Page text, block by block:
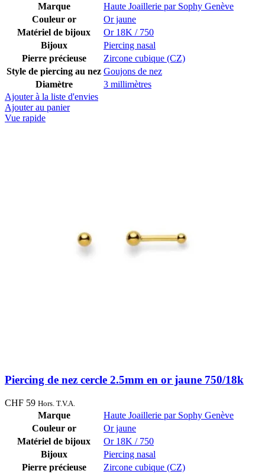
Marque
Haute Joaillerie par Sophy Genève
Couleur or
Or jaune
Matériel de bijoux
Or 18K / 750
Bijoux
Piercing nasal
Pierre précieuse
Zircone cubique (CZ)
Style de piercing au nez Goujons de nez
Diamètre
3 millimètres
Ajouter à la liste d'envies
Ajouter au panier
Vue rapide
Piercing de nez cercle 2.5mm en or jaune 750/18k
CHF 59 Hors. T.V.A.
Marque
Haute Joaillerie par Sophy Genève
Couleur or
Or jaune
Matériel de bijoux
Or 18K / 750
Bijoux
Piercing nasal
Pierre précieuse
Zircone cubique (CZ)